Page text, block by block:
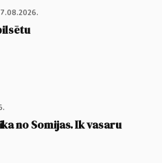
no Somijas. Ik vasaru